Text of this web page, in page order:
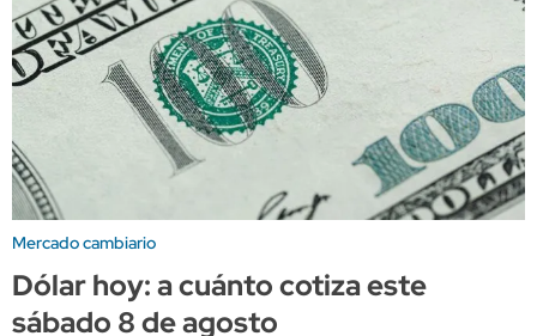
Mercado cambiario
Dólar hoy: a cuánto cotiza este
sábado 8 de agosto